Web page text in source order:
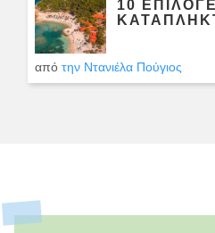
10
από την Ντανιέλα Πούγιος